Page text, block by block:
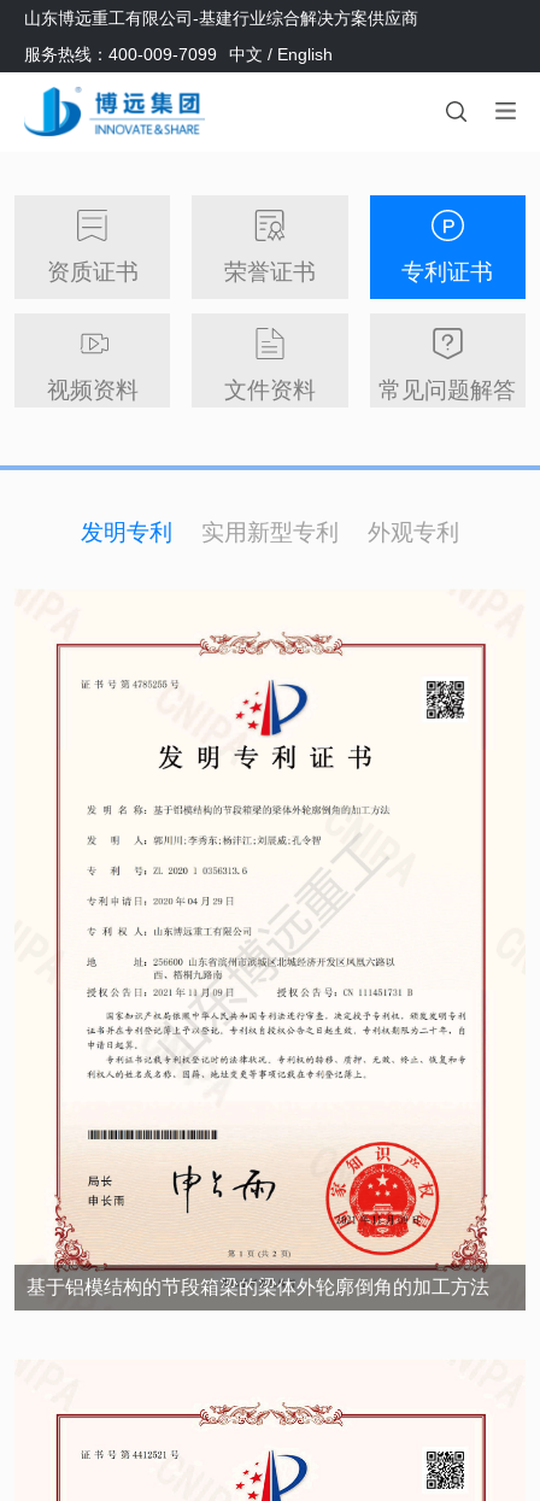
山东博远重工有限公司-基建行业综合解决方案供应商
服务热线：400-009-7099
中文 / English
资质证书 荣誉证书 专利证书
视频资料 文件资料 常见问题解答
发明专利 实用新型专利 外观专利
基于铝模结构的节段箱梁的梁体外轮廓倒角的加工方法